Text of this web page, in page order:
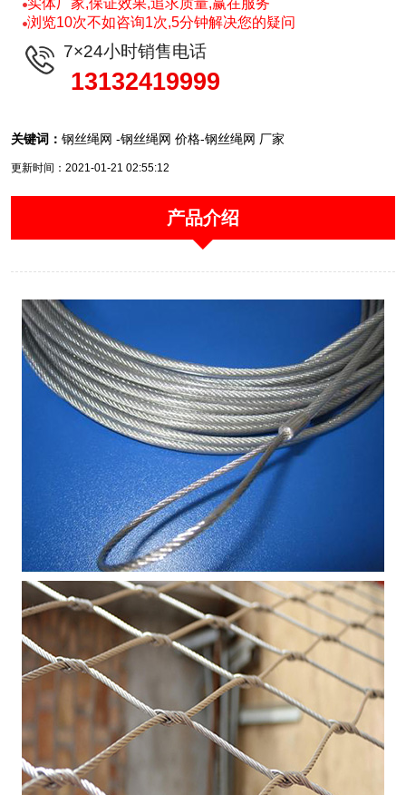
实体厂家,保证效果,追求质量,赢在服务
浏览10次不如咨询1次,5分钟解决您的疑问
7×24小时销售电话
13132419999
关键词： 钢丝绳网 -钢丝绳网 价格-钢丝绳网 厂家
更新时间：2021-01-21 02:55:12
产品介绍